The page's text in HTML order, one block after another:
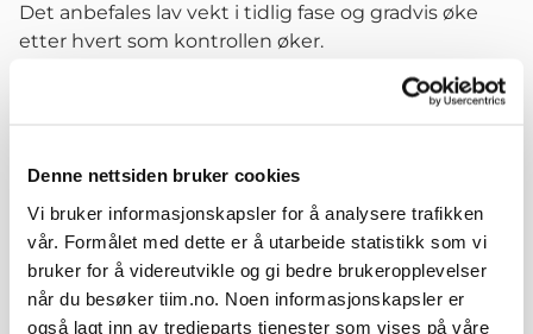
Denne nettsiden bruker cookies
Vi bruker informasjonskapsler for å analysere trafikken
vår. Formålet med dette er å utarbeide statistikk som vi
bruker for å videreutvikle og gi bedre brukeropplevelser
når du besøker tiim.no. Noen informasjonskapsler er
også lagt inn av tredjeparts tjenester som vises på våre
Det anbefales lav vekt i tidlig fase og gradvis øke
etter hvert som kontrollen øker.
"Kvalitet over kvantitet" - der kvaliteten (god
repetisjoner. "Det er bedre med en bra enn mange
dårlig". Du kan trene dette 2-3 x pr uke. Ikke tren
med sårhet eller smerte.
Variasjoner